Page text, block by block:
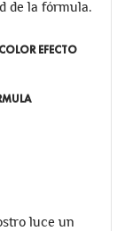
de la fórmula.
EFECTO
luce un